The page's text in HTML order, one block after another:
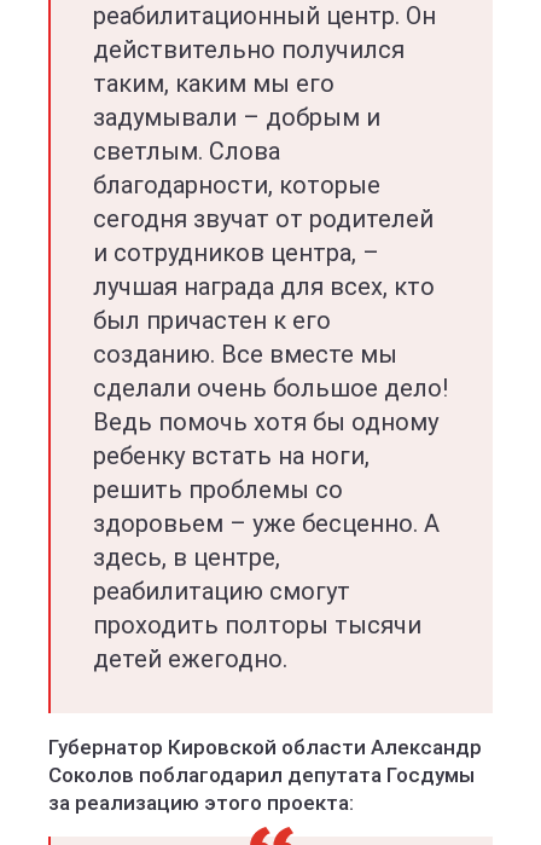
реабилитационный центр. Он
действительно получился
таким, каким мы его
задумывали – добрым и
светлым. Слова
благодарности, которые
сегодня звучат от родителей
и сотрудников центра, –
лучшая награда для всех, кто
был причастен к его
созданию. Все вместе мы
сделали очень большое дело!
Ведь помочь хотя бы одному
ребенку встать на ноги,
решить проблемы со
здоровьем – уже бесценно. А
здесь, в центре,
реабилитацию смогут
проходить полторы тысячи
детей ежегодно.
Губернатор Кировской области Александр
Соколов поблагодарил депутата Госдумы
за реализацию этого проекта: